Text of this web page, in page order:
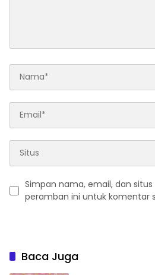
Simpan nama, email, dan
peramban ini untuk komentar
Baca Juga